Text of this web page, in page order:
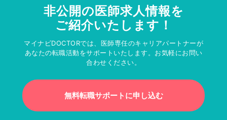
非公開の医師求人情報を
ご紹介いたします！
マイナビDOCTORでは、医師専任のキャリアパートナーが
あなたの転職活動をサポートいたします。お気軽にお問い
合わせください。
無料転職サポートに申し込む